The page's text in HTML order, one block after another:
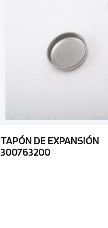
TAPÓN DE EXPANSIÓN
300763200